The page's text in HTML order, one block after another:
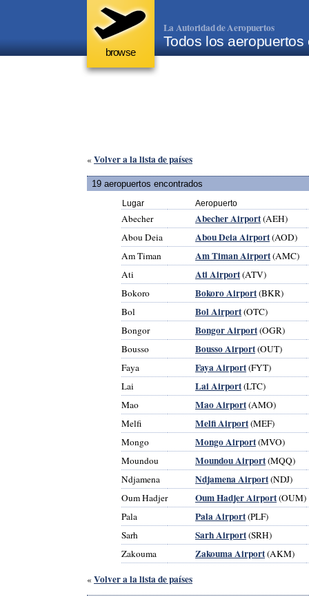
browse
La Autoridad de Aeropuertos
Todos los aeropuertos
« Volver a la lista de países
19 aeropuertos encontrados
Lugar Aeropuerto
Abecher Abecher Airport(AEH)
Abou Deia
Abou Deia Airport(AOD)
Am Timan
Am Timan Airport(AMC)
Ati
Ati Airport(ATV)
Bokoro
Bokoro Airport(BKR)
Bol
Bol Airport(OTC)
Bongor
Bongor Airport(OGR)
Bousso
Bousso Airport(OUT)
Faya
Faya Airport(FYT)
Lai
Lai Airport(LTC)
Mao
Mao Airport(AMO)
Melfi
Melfi Airport(MEF)
Mongo
Mongo Airport(MVO)
Moundou
Moundou Airport(MQQ)
Ndjamena
Ndjamena Airport(NDJ)
Oum Hadjer
Oum Hadjer Airport(OUM)
Pala
Pala Airport(PLF)
Sarh
Sarh Airport(SRH)
Zakouma
Zakouma Airport(AKM)
« Volver a la lista de países